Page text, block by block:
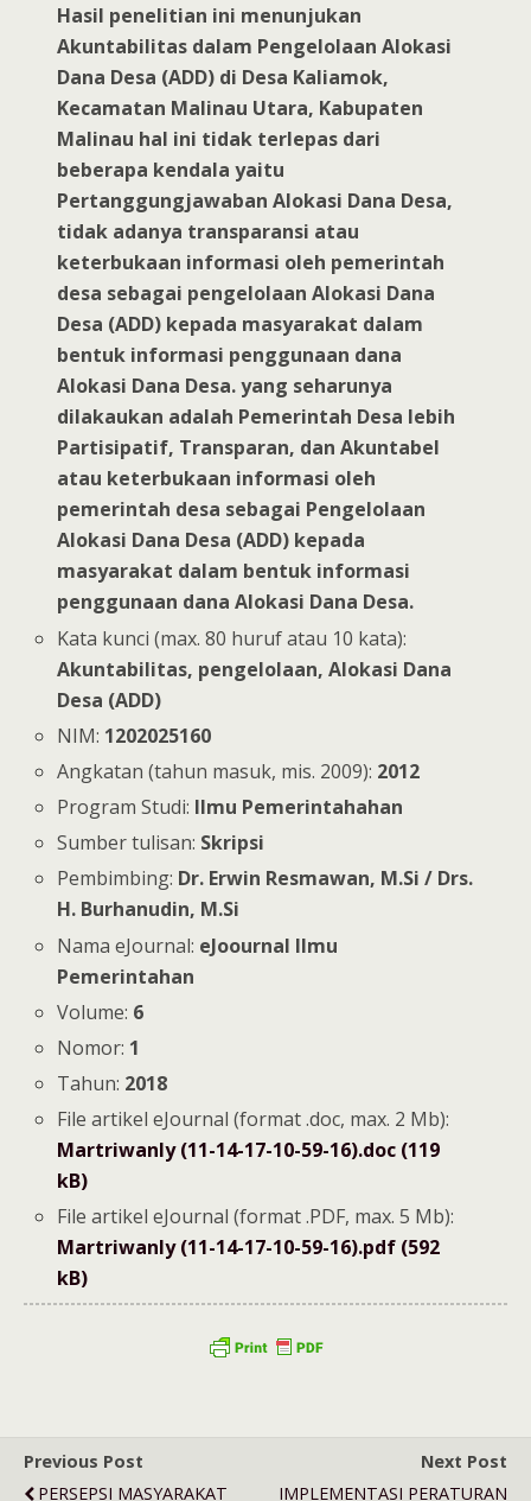
Hasil penelitian ini menunjukan
Akuntabilitas dalam Pengelolaan Alokasi
Dana Desa (ADD) di Desa Kaliamok,
Kecamatan Malinau Utara, Kabupaten
Malinau hal ini tidak terlepas dari
beberapa kendala yaitu
Pertanggungjawaban Alokasi Dana Desa,
tidak adanya transparansi atau
keterbukaan informasi oleh pemerintah
desa sebagai pengelolaan Alokasi Dana
Desa (ADD) kepada masyarakat dalam
bentuk informasi penggunaan dana
Alokasi Dana Desa. yang seharunya
dilakaukan adalah Pemerintah Desa lebih
Partisipatif, Transparan, dan Akuntabel
atau keterbukaan informasi oleh
pemerintah desa sebagai Pengelolaan
Alokasi Dana Desa (ADD) kepada
masyarakat dalam bentuk informasi
penggunaan dana Alokasi Dana Desa.
Kata kunci (max. 80 huruf atau 10 kata):
Akuntabilitas, pengelolaan, Alokasi Dana
Desa (ADD)
NIM: 1202025160
Angkatan (tahun masuk, mis. 2009): 2012
Program Studi: Ilmu Pemerintahahan
Sumber tulisan: Skripsi
Pembimbing: Dr. Erwin Resmawan, M.Si / Drs.
H. Burhanudin, M.Si
Nama eJournal: eJoournal Ilmu
Pemerintahan
Volume: 6
Nomor: 1
Tahun: 2018
File artikel eJournal (format .doc, max. 2 Mb):
Martriwanly (11-14-17-10-59-16).doc (119
kB)
File artikel eJournal (format .PDF, max. 5 Mb):
Martriwanly (11-14-17-10-59-16).pdf (592
kB)
Previous Post
PERSEPSI MASYARAKAT
Next Post
IMPLEMENTASI PERATURAN